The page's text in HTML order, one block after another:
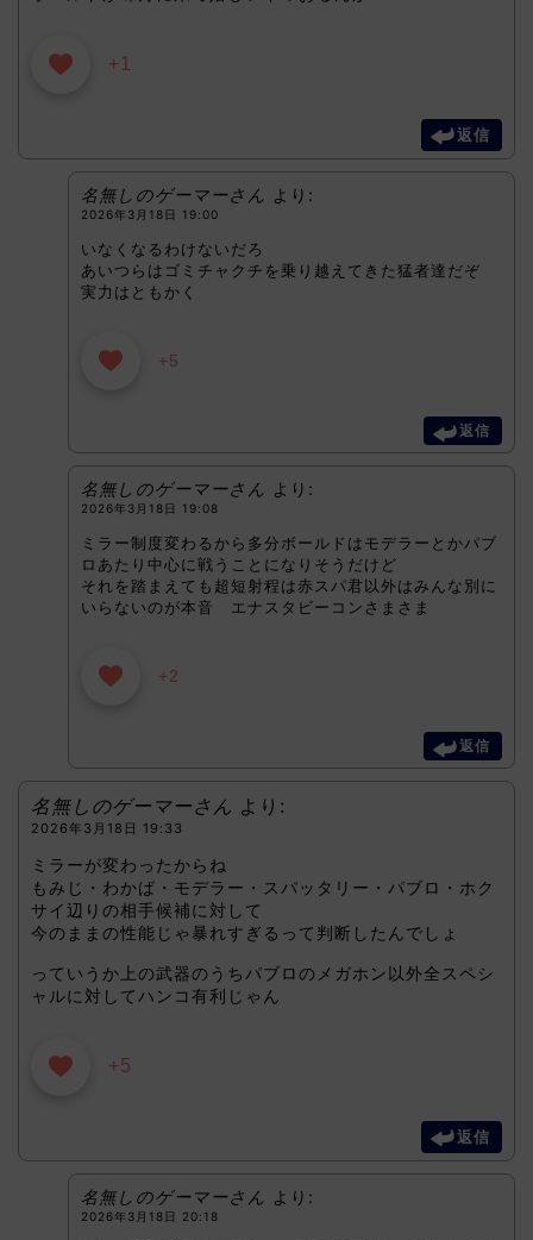
+1
返信
名無しのゲーマーさん より:
2026年3月18日 19:00
いなくなるわけないだろ
あいつらはゴミチャクチを乗り越えてきた猛者達だぞ
実力はともかく
+5
返信
名無しのゲーマーさん より:
2026年3月18日 19:08
ミラー制度変わるから多分ボールドはモデラーとかパブ
ロあたり中心に戦うことになりそうだけど
それを踏まえても超短射程は赤スパ君以外はみんな別に
いらないのが本音 エナスタビーコンさまさま
+2
返信
名無しのゲーマーさん より:
2026年3月18日 19:33
ミラーが変わったからね
もみじ・わかば・モデラー・スパッタリー・パブロ・ホク
サイ辺りの相手候補に対して
今のままの性能じゃ暴れすぎるって判断したんでしょ
っていうか上の武器のうちパブロのメガホン以外全スペシ
ャルに対してハンコ有利じゃん
+5
返信
名無しのゲーマーさん より:
2026年3月18日 20:18